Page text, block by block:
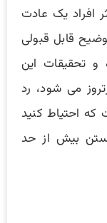
افراد یک عادت
قابل قبولی
و تحقیقات این
می شود، رد
احتیاط کنید
بیش از حد